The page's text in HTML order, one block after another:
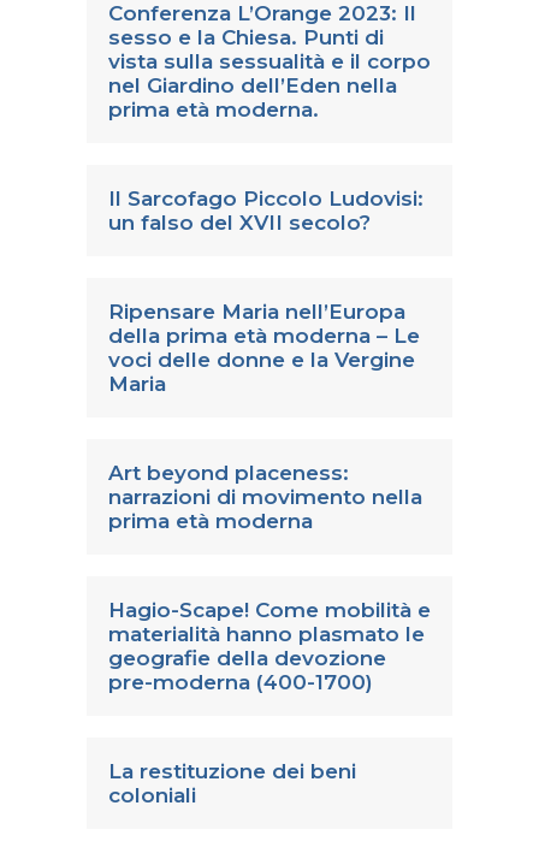
Conferenza L’Orange 2023: Il
sesso e la Chiesa. Punti di
vista sulla sessualità e il corpo
nel Giardino dell’Eden nella
prima età moderna.
Il Sarcofago Piccolo Ludovisi:
un falso del XVII secolo?
Ripensare Maria nell’Europa
della prima età moderna – Le
voci delle donne e la Vergine
Maria
Art beyond placeness:
narrazioni di movimento nella
prima età moderna
Hagio-Scape! Come mobilità e
materialità hanno plasmato le
geografie della devozione
pre-moderna (400-1700)
La restituzione dei beni
coloniali